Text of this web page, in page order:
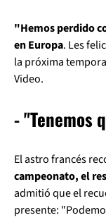
"Hemos perdido
en Europa. Les
la próxima
Video.
- "Tenemos
El astro francés
campeonato, el
admitió que el
presente: